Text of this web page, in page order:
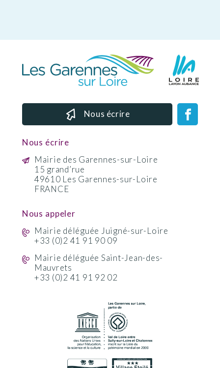
Nous écrire
Nous écrire
Mairie des Garennes-sur-Loire
15 grand’rue
49610 Les Garennes-sur-Loire
FRANCE
Nous appeler
Mairie déléguée Juigné-sur-Loire
+33 (0)2 41 91 90 09
Mairie déléguée Saint-Jean-des-
Mauvrets
+33 (0)2 41 91 92 02